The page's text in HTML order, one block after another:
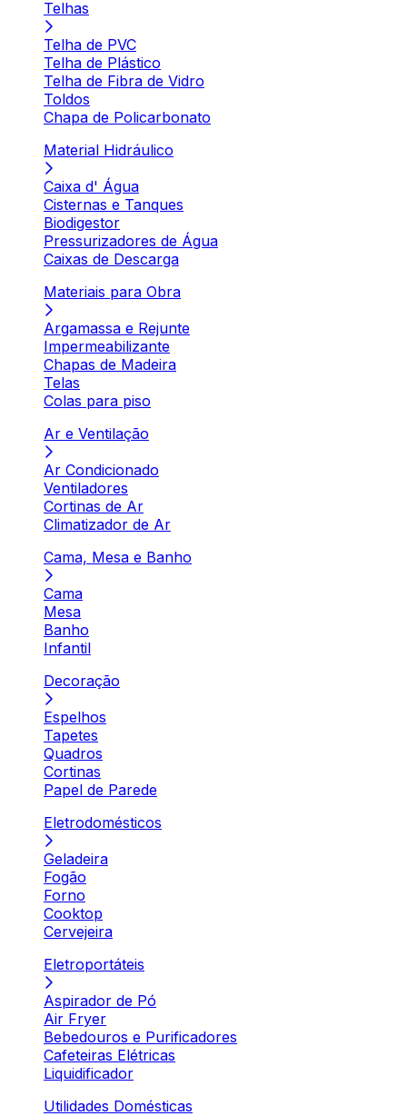
Telhas
Telha de PVC
Telha de Plástico
Telha de Fibra de Vidro
Toldos
Chapa de Policarbonato
Material Hidráulico
Caixa d' Água
Cisternas e Tanques
Biodigestor
Pressurizadores de Água
Caixas de Descarga
Materiais para Obra
Argamassa e Rejunte
Impermeabilizante
Chapas de Madeira
Telas
Colas para piso
Ar e Ventilação
Ar Condicionado
Ventiladores
Cortinas de Ar
Climatizador de Ar
Cama, Mesa e Banho
Cama
Mesa
Banho
Infantil
Decoração
Espelhos
Tapetes
Quadros
Cortinas
Papel de Parede
Eletrodomésticos
Geladeira
Fogão
Forno
Cooktop
Cervejeira
Eletroportáteis
Aspirador de Pó
Air Fryer
Bebedouros e Purificadores
Cafeteiras Elétricas
Liquidificador
Utilidades Domésticas